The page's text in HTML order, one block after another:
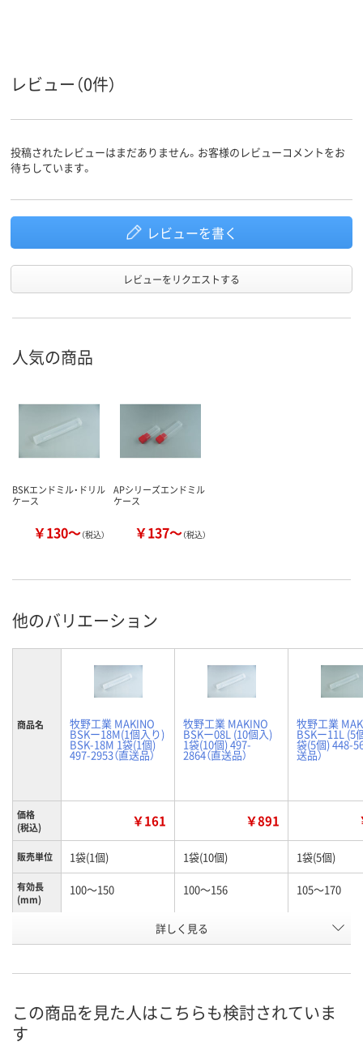
レビュー（0件）
投稿されたレビューはまだありません。お客様のレビューコメントをお
待ちしています。
レビューを書く
レビューをリクエストする
人気の商品
BSKエンドミル・ドリル
ケース
￥130～（税込）
APシリーズエンドミル
ケース
￥137～（税込）
他のバリエーション
商品名 牧野工業 MAKINO
BSKー18M(1個入り)
BSK-18M 1袋(1個)
497-2953（直送品）
牧野工業 MAKINO
BSKー08L (10個入)
1袋(10個) 497-
2864（直送品）
牧野工業
BSKー11L (5
袋(5個) 448-
送品）
価格
(税込)
￥161 ￥891
販売単位 1袋(1個) 1袋(10個) 1袋(5個)
有効長
(mm)
100～150 100～156 105～170
N261156 K960603
詳しく見る
この商品を見た人はこちらも検討されていま
す